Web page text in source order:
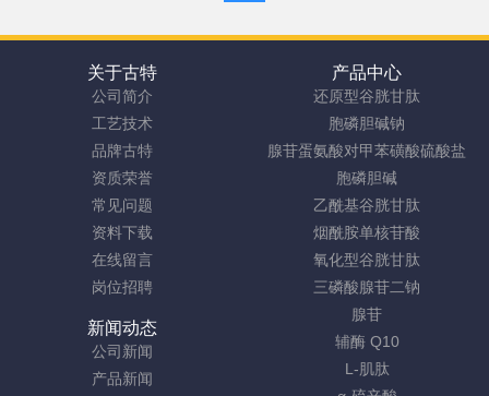
关于古特
公司简介
工艺技术
品牌古特
资质荣誉
常见问题
资料下载
在线留言
岗位招聘
产品中心
还原型谷胱甘肽
胞磷胆碱钠
腺苷蛋氨酸对甲苯磺酸硫酸盐
胞磷胆碱
乙酰基谷胱甘肽
烟酰胺单核苷酸
氧化型谷胱甘肽
三磷酸腺苷二钠
腺苷
辅酶 Q10
L-肌肽
新闻动态
公司新闻
产品新闻